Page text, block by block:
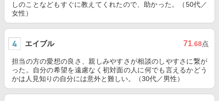
しのことなどもすぐに教えてくれたので、助かった。（50代／
女性）
エイブル 71.68点
担当の方の愛想の良さ、親しみやすさが相談のしやすさに繋が
った。自分の希望を遠慮なく初対面の人に何でも言えるかどう
かは人見知りの自分には意外と難しい。（30代／男性）